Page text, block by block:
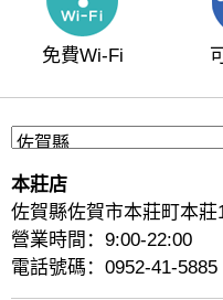
免費Wi-Fi
本莊店
佐賀縣佐賀市本莊町本莊
營業時間：9:00-22:00
電話號碼：0952-41-5885